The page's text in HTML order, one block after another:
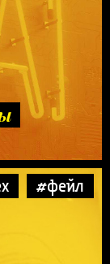
#фейл